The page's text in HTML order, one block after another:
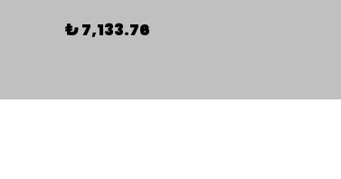
₺ 7,133.76